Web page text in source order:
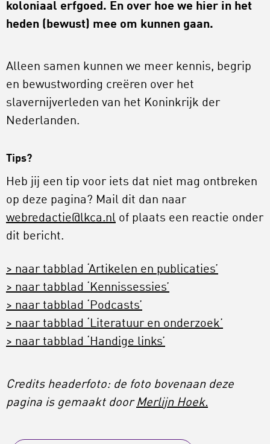
koloniaal erfgoed. En over hoe we hier in het
heden (bewust) mee om kunnen gaan.
Alleen samen kunnen we meer kennis, begrip
en bewustwording creëren over het
slavernijverleden van het Koninkrijk der
Nederlanden.
Tips?
Heb jij een tip voor iets dat niet mag ontbreken
op deze pagina? Mail dit dan naar
webredactie@lkca.nl of plaats een reactie onder
dit bericht.
> naar tabblad ‘Artikelen en publicaties’
> naar tabblad ‘Kennissessies’
> naar tabblad ‘Podcasts’
> naar tabblad ‘Literatuur en onderzoek’
> naar tabblad ‘Handige links’
Credits headerfoto: de foto bovenaan deze
pagina is gemaakt door Merlijn Hoek.